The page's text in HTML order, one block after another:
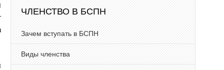
ЧЛЕНСТВО В БСПН
Зачем вступать в БСПН
Виды членства